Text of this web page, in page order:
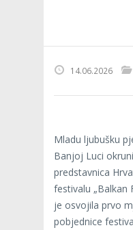
14.06.2026
Mladu ljubušku
Banjoj Luci
predstavnica
festivalu „Balkan
je osvojila prvo
pobjednice